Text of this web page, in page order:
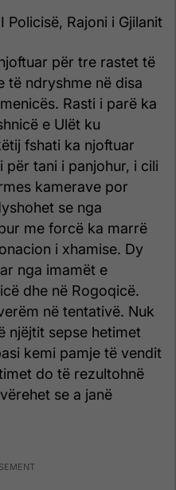
Policisë, Rajoni i Gjilanit
për tre rastet të
të ndryshme në disa
Rasti i parë ka
e Ulët ku
fshati ka njoftuar
për tani i panjohur, i cili
kamerave por
se nga
me forcë ka marrë
i xhamise. Dy
nga imamët e
dhe në Rogoqicë.
në tentativë. Nuk
njëjtit sepse hetimet
kemi pamje të vendit
do të rezultohnë
se a janë